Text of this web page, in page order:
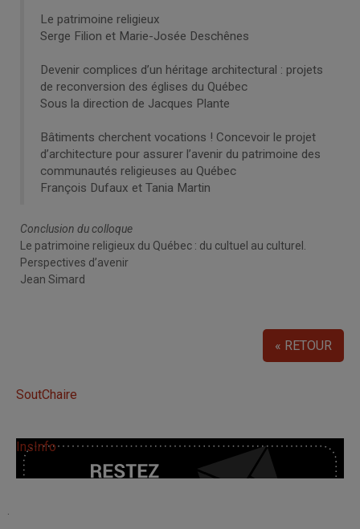
Le patrimoine religieux
Serge Filion et Marie-Josée Deschênes
Devenir complices d’un héritage architectural : projets
de reconversion des églises du Québec
Sous la direction de Jacques Plante
Bâtiments cherchent vocations ! Concevoir le projet
d’architecture pour assurer l’avenir du patrimoine des
communautés religieuses au Québec
François Dufaux et Tania Martin
Conclusion du colloque
Le patrimoine religieux du Québec : du cultuel au culturel.
Perspectives d’avenir
Jean Simard
« RETOUR
SoutChaire
InsInfo